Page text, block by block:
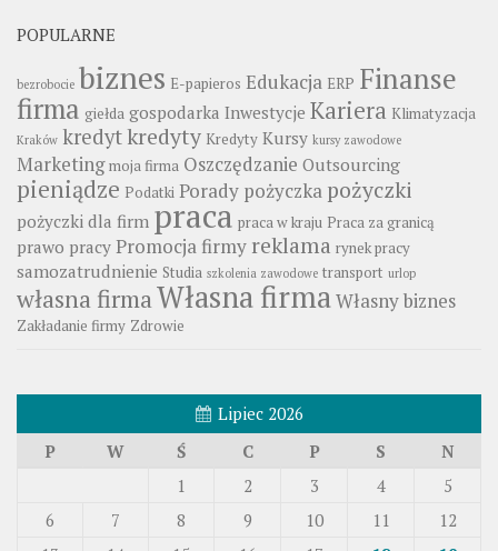
POPULARNE
bezrobocie biznes E-papieros Edukacja ERP Finanse
firma giełda gospodarka Inwestycje Kariera Klimatyzacja
Kraków kredytkredyty Kredyty Kursy kursy zawodowe
Marketing moja firma Oszczędzanie Outsourcing
pieniądze Podatki Porady pożyczka pożyczki
pożyczki dla firm praca praca w kraju Praca za granicą
prawo pracy Promocja firmy reklama rynek pracy
samozatrudnienie Studia szkolenia zawodowe transport urlop
własna firmaWłasna firmaWłasny biznes
Zakładanie firmy Zdrowie
Lipiec 2026
P
W Ś C P S
N
1
2 3 4
5
6
7 8 9 10 11
12